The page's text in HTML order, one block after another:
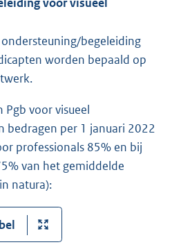
ondersteuning/begeleiding
worden bepaald op
Pgb voor visueel
bedragen per 1 januari 2022
professionals 85% en bij
van het gemiddelde
natura):